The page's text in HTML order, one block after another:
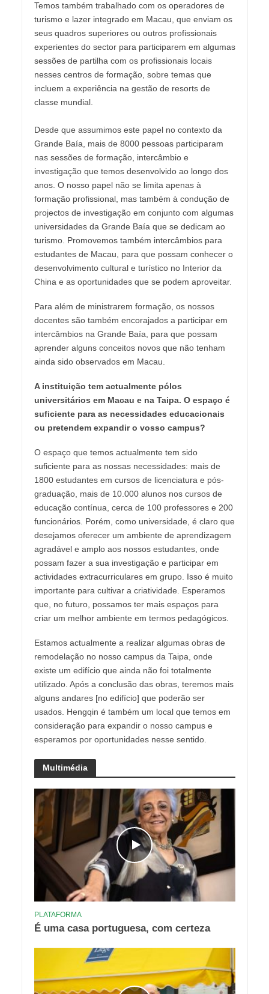
Temos também trabalhado com os operadores de
turismo e lazer integrado em Macau, que enviam os
seus quadros superiores ou outros profissionais
experientes do sector para participarem em algumas
sessões de partilha com os profissionais locais
nesses centros de formação, sobre temas que
incluem a experiência na gestão de resorts de
classe mundial.
Desde que assumimos este papel no contexto da
Grande Baía, mais de 8000 pessoas participaram
nas sessões de formação, intercâmbio e
investigação que temos desenvolvido ao longo dos
anos. O nosso papel não se limita apenas à
formação profissional, mas também à condução de
projectos de investigação em conjunto com algumas
universidades da Grande Baía que se dedicam ao
turismo. Promovemos também intercâmbios para
estudantes de Macau, para que possam conhecer o
desenvolvimento cultural e turístico no Interior da
China e as oportunidades que se podem aproveitar.
Para além de ministrarem formação, os nossos
docentes são também encorajados a participar em
intercâmbios na Grande Baía, para que possam
aprender alguns conceitos novos que não tenham
ainda sido observados em Macau.
A instituição tem actualmente pólos
universitários em Macau e na Taipa. O espaço é
suficiente para as necessidades educacionais
ou pretendem expandir o vosso campus?
O espaço que temos actualmente tem sido
suficiente para as nossas necessidades: mais de
1800 estudantes em cursos de licenciatura e pós-
graduação, mais de 10.000 alunos nos cursos de
educação contínua, cerca de 100 professores e 200
funcionários. Porém, como universidade, é claro que
desejamos oferecer um ambiente de aprendizagem
agradável e amplo aos nossos estudantes, onde
possam fazer a sua investigação e participar em
actividades extracurriculares em grupo. Isso é muito
importante para cultivar a criatividade. Esperamos
que, no futuro, possamos ter mais espaços para
criar um melhor ambiente em termos pedagógicos.
Estamos actualmente a realizar algumas obras de
remodelação no nosso campus da Taipa, onde
existe um edifício que ainda não foi totalmente
utilizado. Após a conclusão das obras, teremos mais
alguns andares [no edifício] que poderão ser
usados. Hengqin é também um local que temos em
consideração para expandir o nosso campus e
esperamos por oportunidades nesse sentido.
Multimédia
PLATAFORMA
É uma casa portuguesa, com certeza